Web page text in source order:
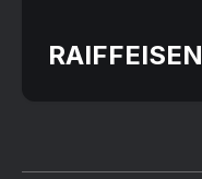
RAIFFEISEN